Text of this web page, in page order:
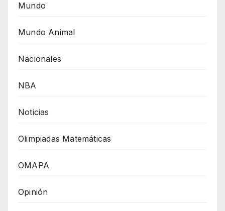
Mundo
Mundo Animal
Nacionales
NBA
Noticias
Olimpiadas Matemáticas
OMAPA
Opinión